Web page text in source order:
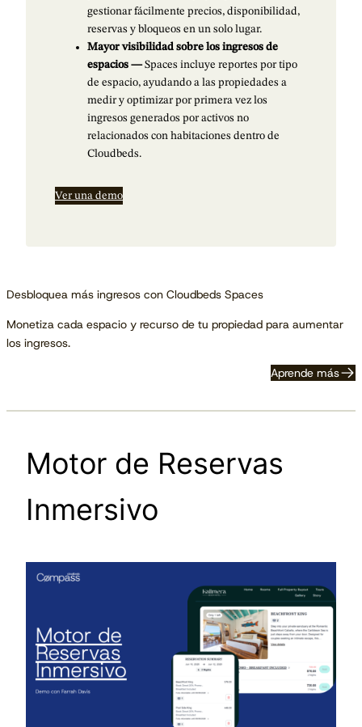
gestionar fácilmente precios, disponibilidad,
reservas y bloqueos en un solo lugar.
Mayor visibilidad sobre los ingresos de
espacios —Spaces incluye reportes por tipo
de espacio, ayudando a las propiedades a
medir y optimizar por primera vez los
ingresos generados por activos no
relacionados con habitaciones dentro de
Cloudbeds.
Ver una demo
Desbloquea más ingresos con Cloudbeds Spaces
Monetiza cada espacio y recurso de tu propiedad para aumentar
los ingresos.
Aprende más
Motor de Reservas
Inmersivo